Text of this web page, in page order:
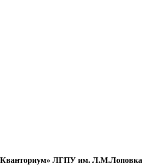
ЛГПУ им. Л.М.Лоповка